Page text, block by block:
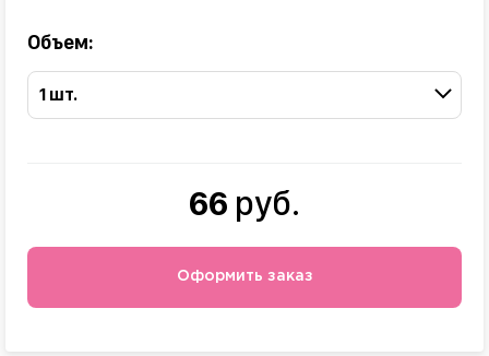
Объем:
1 шт.
66 руб.
Оформить заказ